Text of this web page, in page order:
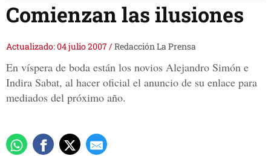
Comienzan las ilusiones
Actualizado: 04 julio 2007/Redacción La Prensa
En víspera de boda están los novios Alejandro Simón e
Indira Sabat, al hacer oficial el anuncio de su enlace para
mediados del próximo año.